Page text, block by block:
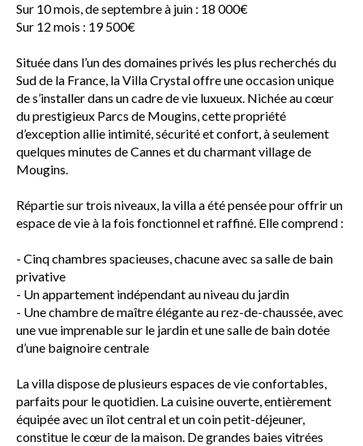
Sur 10 mois, de septembre à juin : 18 000€
Sur 12 mois : 19 500€
Située dans l’un des domaines privés les plus recherchés du
Sud de la France, la Villa Crystal offre une occasion unique
de s’installer dans un cadre de vie luxueux. Nichée au cœur
du prestigieux Parcs de Mougins, cette propriété
d’exception allie intimité, sécurité et confort, à seulement
quelques minutes de Cannes et du charmant village de
Mougins.
Répartie sur trois niveaux, la villa a été pensée pour offrir un
espace de vie à la fois fonctionnel et raffiné. Elle comprend :
- Cinq chambres spacieuses, chacune avec sa salle de bain
privative
- Un appartement indépendant au niveau du jardin
- Une chambre de maître élégante au rez-de-chaussée, avec
une vue imprenable sur le jardin et une salle de bain dotée
d’une baignoire centrale
La villa dispose de plusieurs espaces de vie confortables,
parfaits pour le quotidien. La cuisine ouverte, entièrement
équipée avec un îlot central et un coin petit-déjeuner,
constitue le cœur de la maison. De grandes baies vitrées